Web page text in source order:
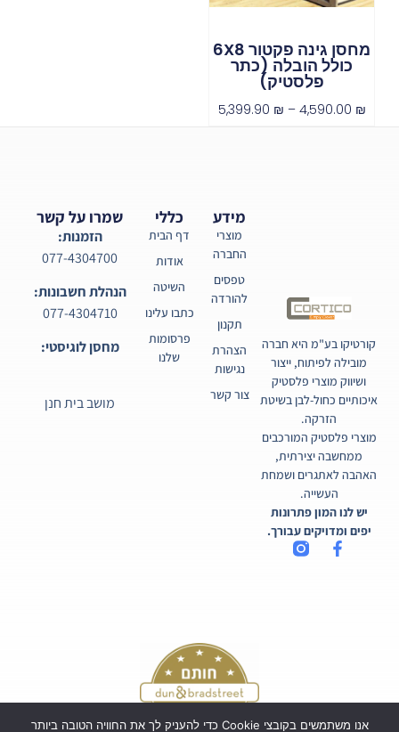
מחסן גינה פקטור 6X8
כולל הובלה (כתר
פלסטיק)
4,590.00 ₪
–
5,399.90 ₪
קורטיקו בע"מ היא חברה
מובילה לפיתוח, ייצור
ושיווק מוצרי פלסטיק
איכותיים כחול-לבן בשיטת
הזרקה.
מוצרי פלסטיק המורכבים
ממחשבה יצירתית,
האהבה לאתגרים ושמחת
העשייה.
יש לנו המון פתרונות
יפים ומדויקים עבורך.
כללי
דף הבית
אודות
השיטה
כתבו עלינו
פרסומות
שלנו
מידע
מוצרי
החברה
טפסים
להורדה
תקנון
הצהרת
נגישות
צור קשר
שמרו על קשר
הזמנות:
077-4304700
הנהלת חשבונות:
077-4304710
מחסן לוגיסטי:
מושב בית חנן
אנו משתמשים בקובצי Cookie כדי להעניק לך את החוויה הטובה ביותר